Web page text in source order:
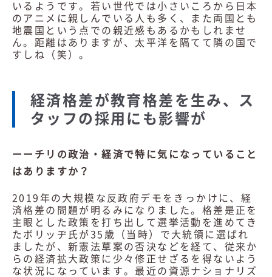
いるようです。若い世代では小さいころから日本
のアニメに親しんでいる人も多く、また両国とも
地震国という点での親近感もあるかもしれませ
ん。距離はありますが、太平洋を隔てて隣の国で
すしね（笑）。
経済格差が教育格差を生み、ス
タッフの採用にも影響が
ーーチリの政治・経済で特に気になっていること
はありますか？
2019年の大規模な反政府デモをきっかけに、経
済格差の問題が明るみになりました。格差是正を
主眼とした政策を打ち出して選挙活動を進めてき
たボリッヂ氏が35歳（当時）で大統領に選ばれ
ましたが、新憲法草案の否決などを経て、従来か
らの経済拡大政策に少々修正せざるを得ないよう
な状況になっています。最近の資源ナショナリズ